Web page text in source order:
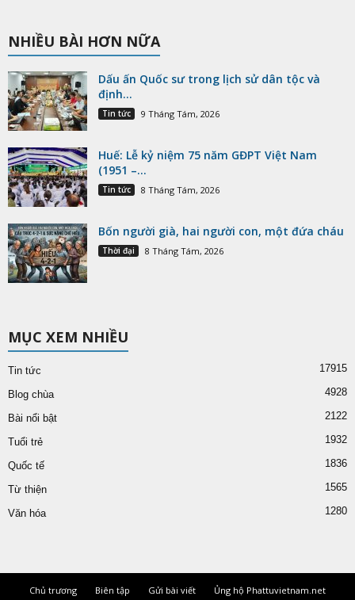
NHIỀU BÀI HƠN NỮA
Dấu ấn Quốc sư trong lịch sử dân tộc và
định...
Tin tức 9 Tháng Tám, 2026
Huế: Lễ kỷ niệm 75 năm GĐPT Việt Nam
(1951 –...
Tin tức 8 Tháng Tám, 2026
Bốn người già, hai người con, một đứa cháu
Thời đại 8 Tháng Tám, 2026
MỤC XEM NHIỀU
Tin tức 17915
Blog chùa 4928
Bài nổi bật 2122
Tuổi trẻ 1932
Quốc tế 1836
Từ thiện 1565
Văn hóa 1280
Chủ trương Biên tập Gửi bài viết Ủng hộ Phattuvietnam.net